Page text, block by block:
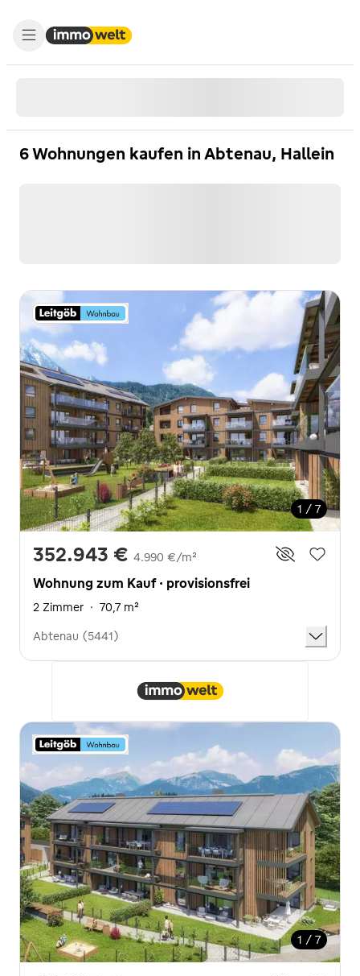
6 Wohnungen kaufen in Abtenau, Hallein
1 / 7
352.943 € 4.990 €/m²
Wohnung zum Kauf · provisionsfrei
2 Zimmer · 70,7 m²
Abtenau (5441)
1 / 7